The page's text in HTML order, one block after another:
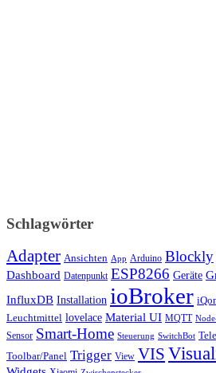
Schlagwörter
Adapter Ansichten App Arduino Blockly
Dashboard Datenpunkt ESP8266 Geräte
InfluxDB Installation ioBroker
Leuchtmittel lovelace Material UI MQTT
Sensor Smart-Home Steuerung SwitchBot
Toolbar/Panel Trigger View VIS